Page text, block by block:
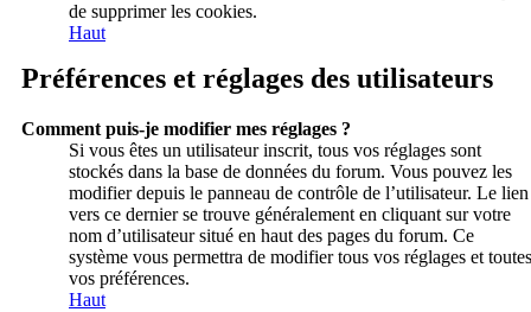
de supprimer les cookies.
Haut
Préférences et réglages des utilisateurs
Comment puis-je modifier mes réglages ?
Si vous êtes un utilisateur inscrit, tous vos réglages sont
stockés dans la base de données du forum. Vous pouvez les
modifier depuis le panneau de contrôle de l’utilisateur. Le lien
vers ce dernier se trouve généralement en cliquant sur votre
nom d’utilisateur situé en haut des pages du forum. Ce
système vous permettra de modifier tous vos réglages et toutes
vos préférences.
Haut